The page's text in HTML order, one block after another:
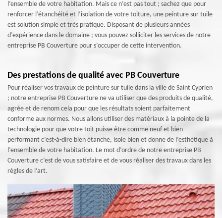
l’ensemble de votre habitation. Mais ce n’est pas tout ; sachez que pour
renforcer l’étanchéité et l’isolation de votre toiture, une peinture sur tuile
est solution simple et très pratique. Disposant de plusieurs années
d’expérience dans le domaine ; vous pouvez solliciter les services de notre
entreprise PB Couverture pour s’occuper de cette intervention.
Des prestations de qualité avec PB Couverture
Pour réaliser vos travaux de peinture sur tuile dans la ville de Saint Cyprien
; notre entreprise PB Couverture ne va utiliser que des produits de qualité,
agrée et de renom cela pour que les résultats soient parfaitement
conforme aux normes. Nous allons utiliser des matériaux à la pointe de la
technologie pour que votre toit puisse être comme neuf et bien
performant c’est-à-dire bien étanche, isole bien et donne de l’esthétique à
l’ensemble de votre habitation. Le mot d’ordre de notre entreprise PB
Couverture c’est de vous satisfaire et de vous réaliser des travaux dans les
règles de l’art.